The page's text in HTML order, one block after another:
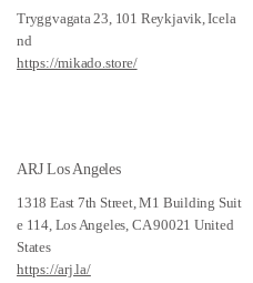
Tryggvagata 23, 101 Reykjavik, Icela
nd
https://mikado.store/
ARJ Los Angeles
1318 East 7th Street, M1 Building Suit
e 114, Los Angeles, CA 90021 United
States​
https://arj.la/